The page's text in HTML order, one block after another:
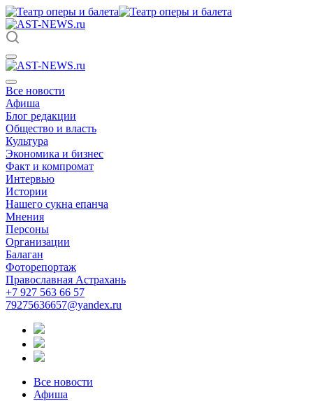
Все новости
Афиша
Блог редакции
Общество и власть
Культура
Экономика и бизнес
Факт и компромат
Интервью
Истории
Нашего сукна епанча
Мнения
Персоны
Организации
Балаган
Фоторепортаж
Православная Астрахань
+7 927 563 66 57
79275636657@yandex.ru
Все новости
Афиша